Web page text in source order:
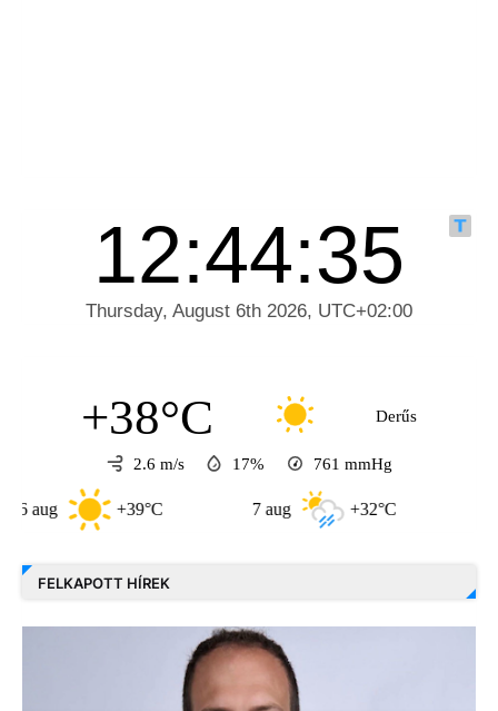
+38°C Derűs
2.6 m/s 17% 761 mmHg
+39°C +32°C
FELKAPOTT HÍREK